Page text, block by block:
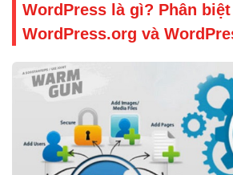
WordPress là gì? Phân biệt
WordPress.org và